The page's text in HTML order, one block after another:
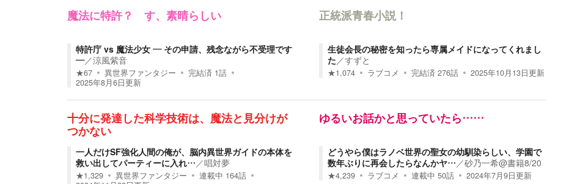
魔法に特許？ す、素晴らしい
特許庁 vs 魔法少女 ― その申請、残念ながら不受理です
―／涼風紫音
★67 異世界ファンタジー 完結済 1話
2025年8月6日更新
正統派青春小説！
生徒会長の秘密を知ったら専属メイドになってくれまし
た／すずと
★1,074 ラブコメ 完結済 276話 2025年10月13日更新
十分に発達した科学技術は、魔法と見分けが
つかない
一人だけSF強化人間の俺が、脳内異世界ガイドの本体を
救い出してパーティーに入れ…／唱対夢
★1,329 異世界ファンタジー 連載中 164話
ゆるいお話かと思っていたら……
どうやら僕はラノベ世界の聖女の幼馴染らしい、学園で
数年ぶりに再会したらなんかヤ…／砂乃一希@書籍8/20
★4,239 ラブコメ 連載中 50話 2024年7月9日更新